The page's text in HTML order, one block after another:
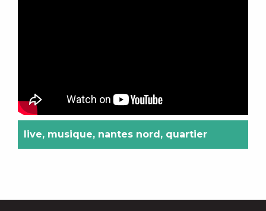
live, musique, nantes nord , quartier